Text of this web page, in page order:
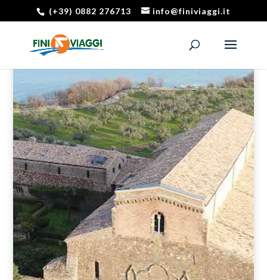
(+39) 0882 276713 info@finiviaggi.it